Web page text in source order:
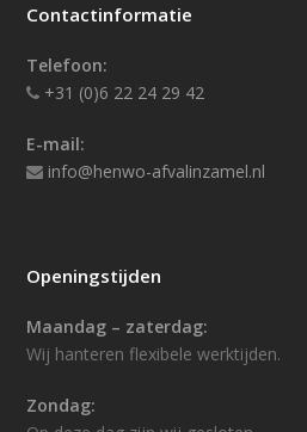
Contactinformatie
Telefoon:
+31 (0)6 22 24 29 42
E-mail:
info@henwo-afvalinzamel.nl
Openingstijden
Maandag – zaterdag:
Wij hanteren flexibele werktijden.
Zondag: